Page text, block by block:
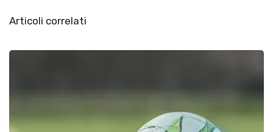
Articoli correlati